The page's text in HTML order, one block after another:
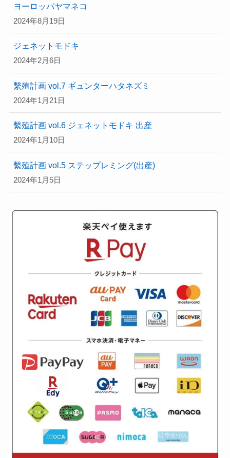
ヨーロッパヤマネコ
2024年8月19日
ジェネットモドキ
2024年2月6日
繫殖計画 vol.7 ギュンターハタネズミ
2024年1月21日
繫殖計画 vol.6 ジェネットモドキ 出産
2024年1月10日
繫殖計画 vol.5 ステップレミング(出産)
2024年1月5日